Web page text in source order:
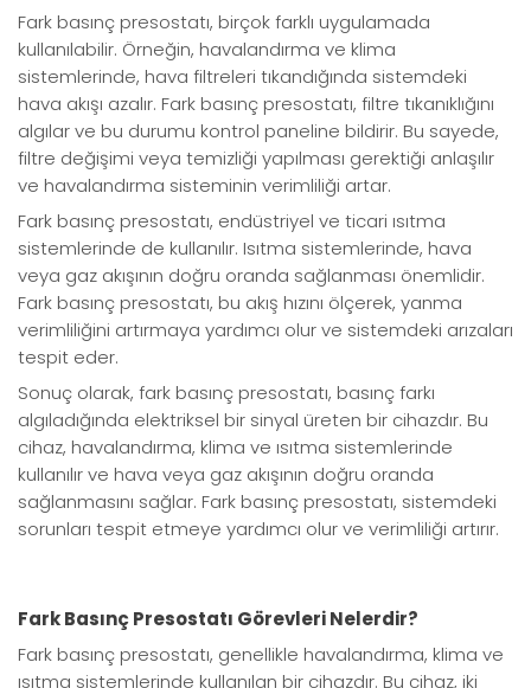
Fark basınç presostatı, birçok farklı uygulamada
kullanılabilir. Örneğin, havalandırma ve klima
sistemlerinde, hava filtreleri tıkandığında sistemdeki
hava akışı azalır. Fark basınç presostatı, filtre tıkanıklığını
algılar ve bu durumu kontrol paneline bildirir. Bu sayede,
filtre değişimi veya temizliği yapılması gerektiği anlaşılır
ve havalandırma sisteminin verimliliği artar.
Fark basınç presostatı, endüstriyel ve ticari ısıtma
sistemlerinde de kullanılır. Isıtma sistemlerinde, hava
veya gaz akışının doğru oranda sağlanması önemlidir.
Fark basınç presostatı, bu akış hızını ölçerek, yanma
verimliliğini artırmaya yardımcı olur ve sistemdeki arızaları
tespit eder.
Sonuç olarak, fark basınç presostatı, basınç farkı
algıladığında elektriksel bir sinyal üreten bir cihazdır. Bu
cihaz, havalandırma, klima ve ısıtma sistemlerinde
kullanılır ve hava veya gaz akışının doğru oranda
sağlanmasını sağlar. Fark basınç presostatı, sistemdeki
sorunları tespit etmeye yardımcı olur ve verimliliği artırır.
Fark Basınç Presostatı Görevleri Nelerdir?
Fark basınç presostatı, genellikle havalandırma, klima ve
ısıtma sistemlerinde kullanılan bir cihazdır. Bu cihaz, iki